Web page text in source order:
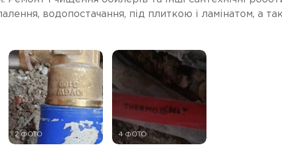
водопостачання, під плиткою і ламінатом, а
2 ФОТО 4 ФОТО